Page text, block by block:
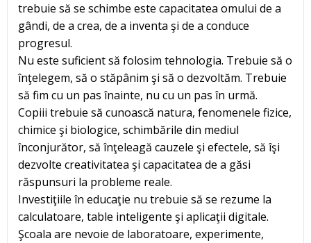
trebuie să se schimbe este capacitatea omului de a
gândi, de a crea, de a inventa şi de a conduce
progresul.
Nu este suficient să folosim tehnologia. Trebuie să o
înţelegem, să o stăpânim şi să o dezvoltăm. Trebuie
să fim cu un pas înainte, nu cu un pas în urmă.
Copiii trebuie să cunoască natura, fenomenele fizice,
chimice şi biologice, schimbările din mediul
înconjurător, să înţeleagă cauzele şi efectele, să îşi
dezvolte creativitatea şi capacitatea de a găsi
răspunsuri la probleme reale.
Investiţiile în educaţie nu trebuie să se rezume la
calculatoare, table inteligente şi aplicaţii digitale.
Şcoala are nevoie de laboratoare, experimente,